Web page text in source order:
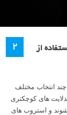
۲
از
انتخاب مختلف
های کوچکتری
و استروب های